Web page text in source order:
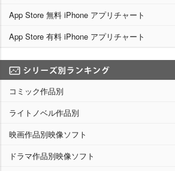
App Store 無料 iPhone アプリチャート
App Store 有料 iPhone アプリチャート
コミック作品別
ライトノベル作品別
映画作品別映像ソフト
ドラマ作品別映像ソフト